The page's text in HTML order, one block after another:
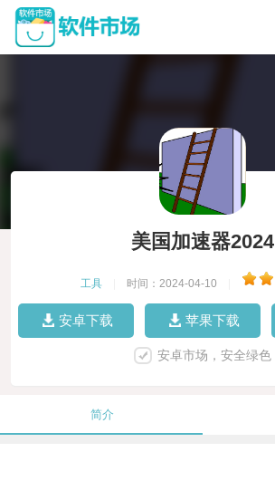
美国加速器2024
工具 时间：2024-04-10
安卓下载 苹果下载
安卓市场，安全绿色
简介